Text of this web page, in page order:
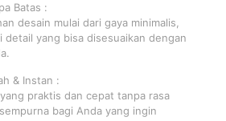
Batas :
desain mulai dari gaya minimalis,
yang bisa disesuaikan dengan
& Instan :
praktis dan cepat tanpa rasa
bagi Anda yang ingin